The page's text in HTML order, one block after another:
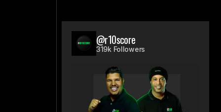
@r10score
319k Followers